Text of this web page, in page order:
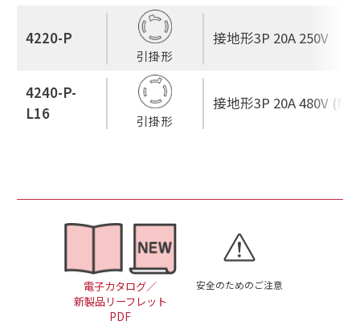
4220-P
引掛形
接地形3P 20A 250V
4240-P-
L16
引掛形
接地形3P 20A 480V
電子カタログ／
新製品リーフレット
PDF
安全のためのご注意